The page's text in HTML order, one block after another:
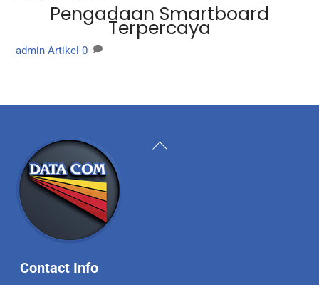
Pengadaan Smartboard
Terpercaya
admin Artikel 0
Back
Contact Info